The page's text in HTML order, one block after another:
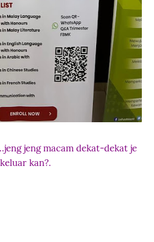
jeng macam dekat-dekat je
kan?.